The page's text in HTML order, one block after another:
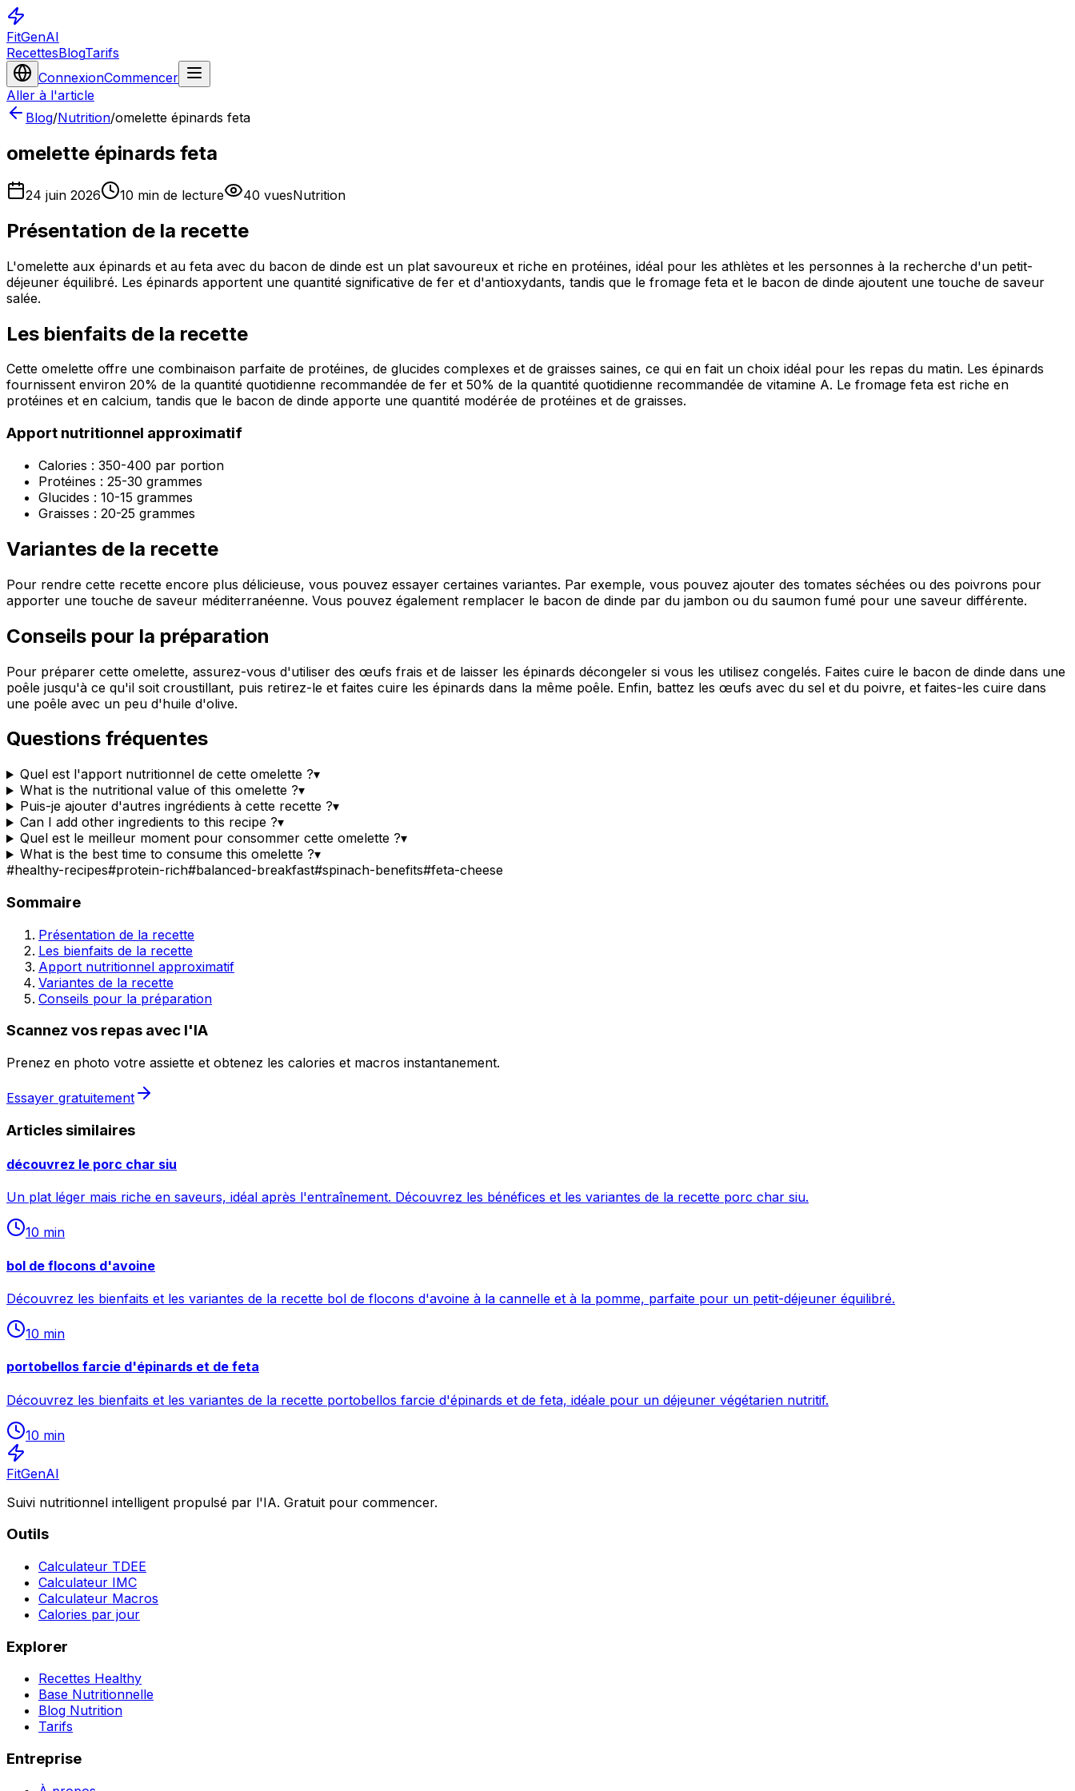
FitGenAI
RecettesBlogTarifs
ConnexionCommencer
Aller à l'article
Blog/Nutrition/omelette épinards feta
omelette épinards feta
24 juin 2026 10 min de lecture 40 vuesNutrition
Présentation de la recette
L'omelette aux épinards et au feta avec du bacon de dinde est un plat savoureux et riche en protéines, idéal pour les athlètes et les personnes à la recherche d'un petit-
déjeuner équilibré. Les épinards apportent une quantité significative de fer et d'antioxydants, tandis que le fromage feta et le bacon de dinde ajoutent une touche de saveur
salée.
Les bienfaits de la recette
Cette omelette offre une combinaison parfaite de protéines, de glucides complexes et de graisses saines, ce qui en fait un choix idéal pour les repas du matin. Les épinards
fournissent environ 20% de la quantité quotidienne recommandée de fer et 50% de la quantité quotidienne recommandée de vitamine A. Le fromage feta est riche en
protéines et en calcium, tandis que le bacon de dinde apporte une quantité modérée de protéines et de graisses.
Apport nutritionnel approximatif
Calories : 350-400 par portion
Protéines : 25-30 grammes
Glucides : 10-15 grammes
Graisses : 20-25 grammes
Variantes de la recette
Pour rendre cette recette encore plus délicieuse, vous pouvez essayer certaines variantes. Par exemple, vous pouvez ajouter des tomates séchées ou des poivrons pour
apporter une touche de saveur méditerranéenne. Vous pouvez également remplacer le bacon de dinde par du jambon ou du saumon fumé pour une saveur différente.
Conseils pour la préparation
Pour préparer cette omelette, assurez-vous d'utiliser des œufs frais et de laisser les épinards décongeler si vous les utilisez congelés. Faites cuire le bacon de dinde dans une
poêle jusqu'à ce qu'il soit croustillant, puis retirez-le et faites cuire les épinards dans la même poêle. Enfin, battez les œufs avec du sel et du poivre, et faites-les cuire dans
une poêle avec un peu d'huile d'olive.
Questions fréquentes
Quel est l'apport nutritionnel de cette omelette ?▾
What is the nutritional value of this omelette ?▾
Puis-je ajouter d'autres ingrédients à cette recette ?▾
Can I add other ingredients to this recipe ?▾
Quel est le meilleur moment pour consommer cette omelette ?▾
What is the best time to consume this omelette ?▾
#healthy-recipes#protein-rich#balanced-breakfast#spinach-benefits#feta-cheese
Sommaire
Présentation de la recette
Les bienfaits de la recette
Apport nutritionnel approximatif
Variantes de la recette
Conseils pour la préparation
Scannez vos repas avec l'IA
Prenez en photo votre assiette et obtenez les calories et macros instantanement.
Essayer gratuitement
Articles similaires
découvrez le porc char siu
Un plat léger mais riche en saveurs, idéal après l'entraînement. Découvrez les bénéfices et les variantes de la recette porc char siu.
10 min
bol de flocons d'avoine
Découvrez les bienfaits et les variantes de la recette bol de flocons d'avoine à la cannelle et à la pomme, parfaite pour un petit-déjeuner équilibré.
10 min
portobellos farcie d'épinards et de feta
Découvrez les bienfaits et les variantes de la recette portobellos farcie d'épinards et de feta, idéale pour un déjeuner végétarien nutritif.
10 min
FitGenAI
Suivi nutritionnel intelligent propulsé par l'IA. Gratuit pour commencer.
Outils
Calculateur TDEE
Calculateur IMC
Calculateur Macros
Calories par jour
Explorer
Recettes Healthy
Base Nutritionnelle
Blog Nutrition
Tarifs
Entreprise